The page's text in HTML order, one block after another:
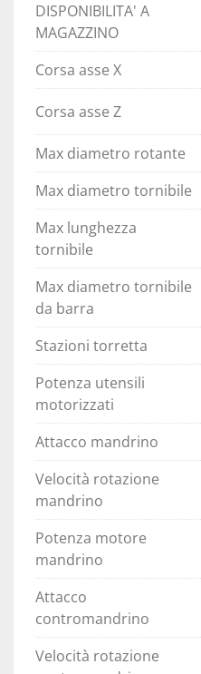
DISPONIBILITA' A
MAGAZZINO
Corsa asse X
Corsa asse Z
Max diametro rotante
Max diametro tornibile
Max lunghezza
tornibile
Max diametro tornibile
da barra
Stazioni torretta
Potenza utensili
motorizzati
Attacco mandrino
Velocità rotazione
mandrino
Potenza motore
mandrino
Attacco
contromandrino
Velocità rotazione